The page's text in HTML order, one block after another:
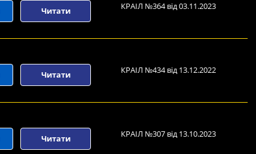
Читати КРАІЛ №364 від 03.11.2023
Читати КРАІЛ №434 від 13.12.2022
Читати КРАІЛ №307 від 13.10.2023